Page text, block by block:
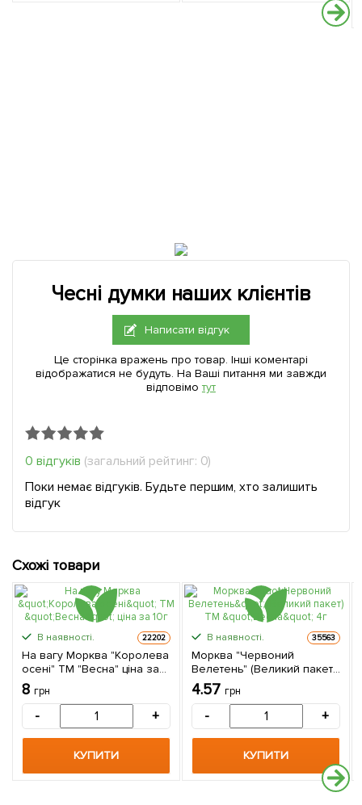
Чесні думки наших клієнтів
Написати відгук
Це сторінка вражень про товар. Інші коментарі
відображатися не будуть. На Ваші питання ми завжди
відповімо тут
0 відгуків (загальний рейтинг: 0)
Поки немає відгуків. Будьте першим, хто залишить
відгук
Схожі товари
В наявності. 22202
На вагу Морква "Королева
осені" ТМ "Весна" ціна за
10г
8 грн
- +
КУПИТИ
В наявності. 35563
Морква "Червоний
Велетень" (Великий пакет)
ТМ "Весна" 4г
4.57 грн
- +
КУПИТИ